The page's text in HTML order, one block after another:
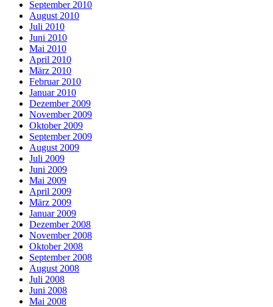
September 2010
August 2010
Juli 2010
Juni 2010
Mai 2010
April 2010
März 2010
Februar 2010
Januar 2010
Dezember 2009
November 2009
Oktober 2009
September 2009
August 2009
Juli 2009
Juni 2009
Mai 2009
April 2009
März 2009
Januar 2009
Dezember 2008
November 2008
Oktober 2008
September 2008
August 2008
Juli 2008
Juni 2008
Mai 2008